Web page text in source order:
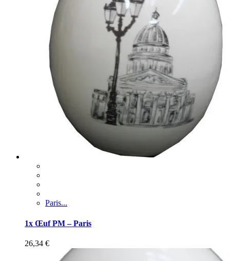
Paris...
1x Œuf PM – Paris
26,34 €